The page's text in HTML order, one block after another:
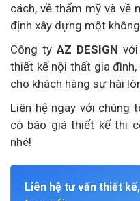
cách, về thẩm mỹ và về
định xây dựng một
Công tyAZ DESIGN
thiết kế nội thất gia
cho khách hàng sự hài
Liên hệ ngay với chúng
có báo giá thiết kế thi
nhé!
Liên hệ tư vấn thiết